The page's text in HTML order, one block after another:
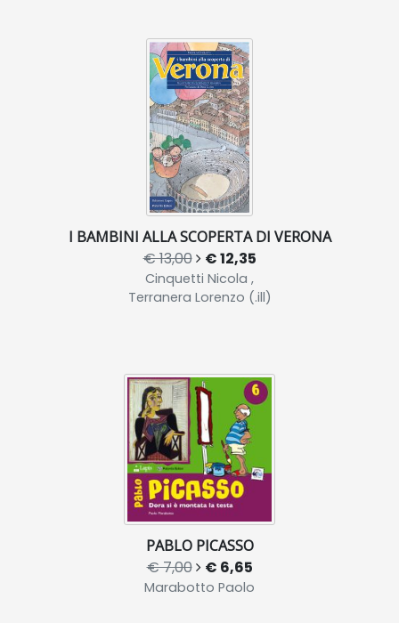
I BAMBINI ALLA SCOPERTA DI VERONA
€ 13,00 € 12,35
Cinquetti Nicola ,
Terranera Lorenzo (.ill)
PABLO PICASSO
€ 7,00 € 6,65
Marabotto Paolo